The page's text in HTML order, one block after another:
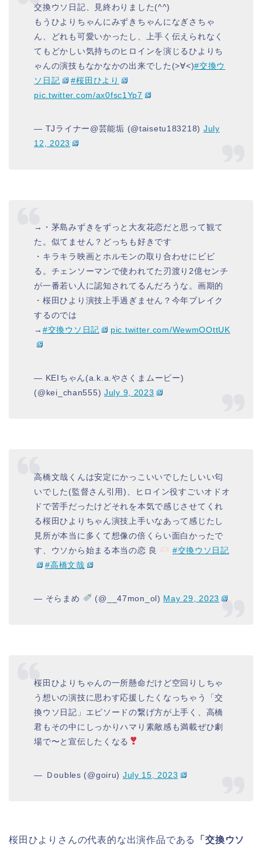
交換ウソ日記、見終わりました(^^)
もうひよりちゃんにみずきちゃんになぎさちゃ
ん、どれも可愛いかったし、上手く伝えられなく
てもどかしい気持ちのヒロインを演じるひよりち
ゃんの演技もなかなかの出来でした(>∀<)#交換ウ
ソ日記
#桜田ひより
pic.twitter.com/ax0fsc1Yp7
— TJライナー@芸能垢 (@taisetu183218) July
12, 2023
→・茅島みずきをずっと大友花恋だと思って観て
た。似てません？どっちも好きです
・キラキラ映画とホルモンの取り合わせにビビ
る。チェンソーマンで使われてた刃渡り2億センチ
が一番若い人に認知されてるんだろうな。画期的
・桜田ひより演技上手過ぎません？今年ブレイク
するのでは
→ #交換ウソ日記 pic.twitter.com/WewmOOttUK
— KEIちゃん(a.k.a.やさくまムービー)
(@kei_chan555) July 9, 2023
高橋文哉くんは安定にかっこいいでしたしいい匂
いでした(監督さん引用)、ヒロイン役すごいオドオ
ドで苦手だったけどそれを本気で感じさせてくれ
る桜田ひよりちゃん演技上手いなあって感じたし
見所が本当に多くて想像の倍くらい面白かったで
す、ウソから始まる本当の恋 良
#交換ウソ日記
#高橋文哉
— そらまめ (@__47mon_ol) May 29, 2023
桜田ひよりちゃんの一所懸命だけど空回りしちゃ
う想いの演技に思わす応援したくなっちゃう「交
換ウソ日記」エピソードの繋げ方が上手く、高橋
君もその中にしっかりハマり素敵感も満載ぜひ劇
場で〜と宣伝したくなる
— Ｄoubles (@goiru) July 15, 2023
桜田ひよりさんの代表的な出演作品である
「交換ウソ